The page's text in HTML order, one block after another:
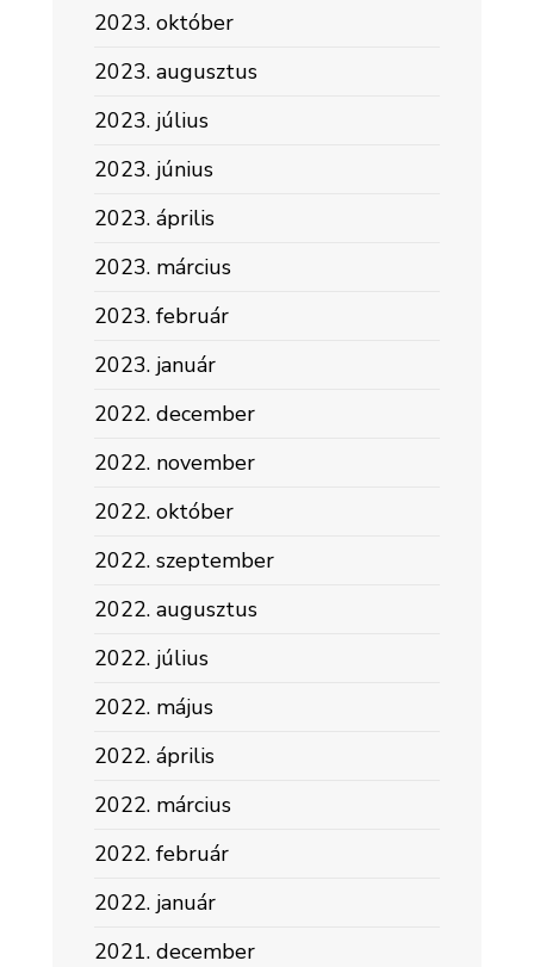
2023. október
2023. augusztus
2023. július
2023. június
2023. április
2023. március
2023. február
2023. január
2022. december
2022. november
2022. október
2022. szeptember
2022. augusztus
2022. július
2022. május
2022. április
2022. március
2022. február
2022. január
2021. december